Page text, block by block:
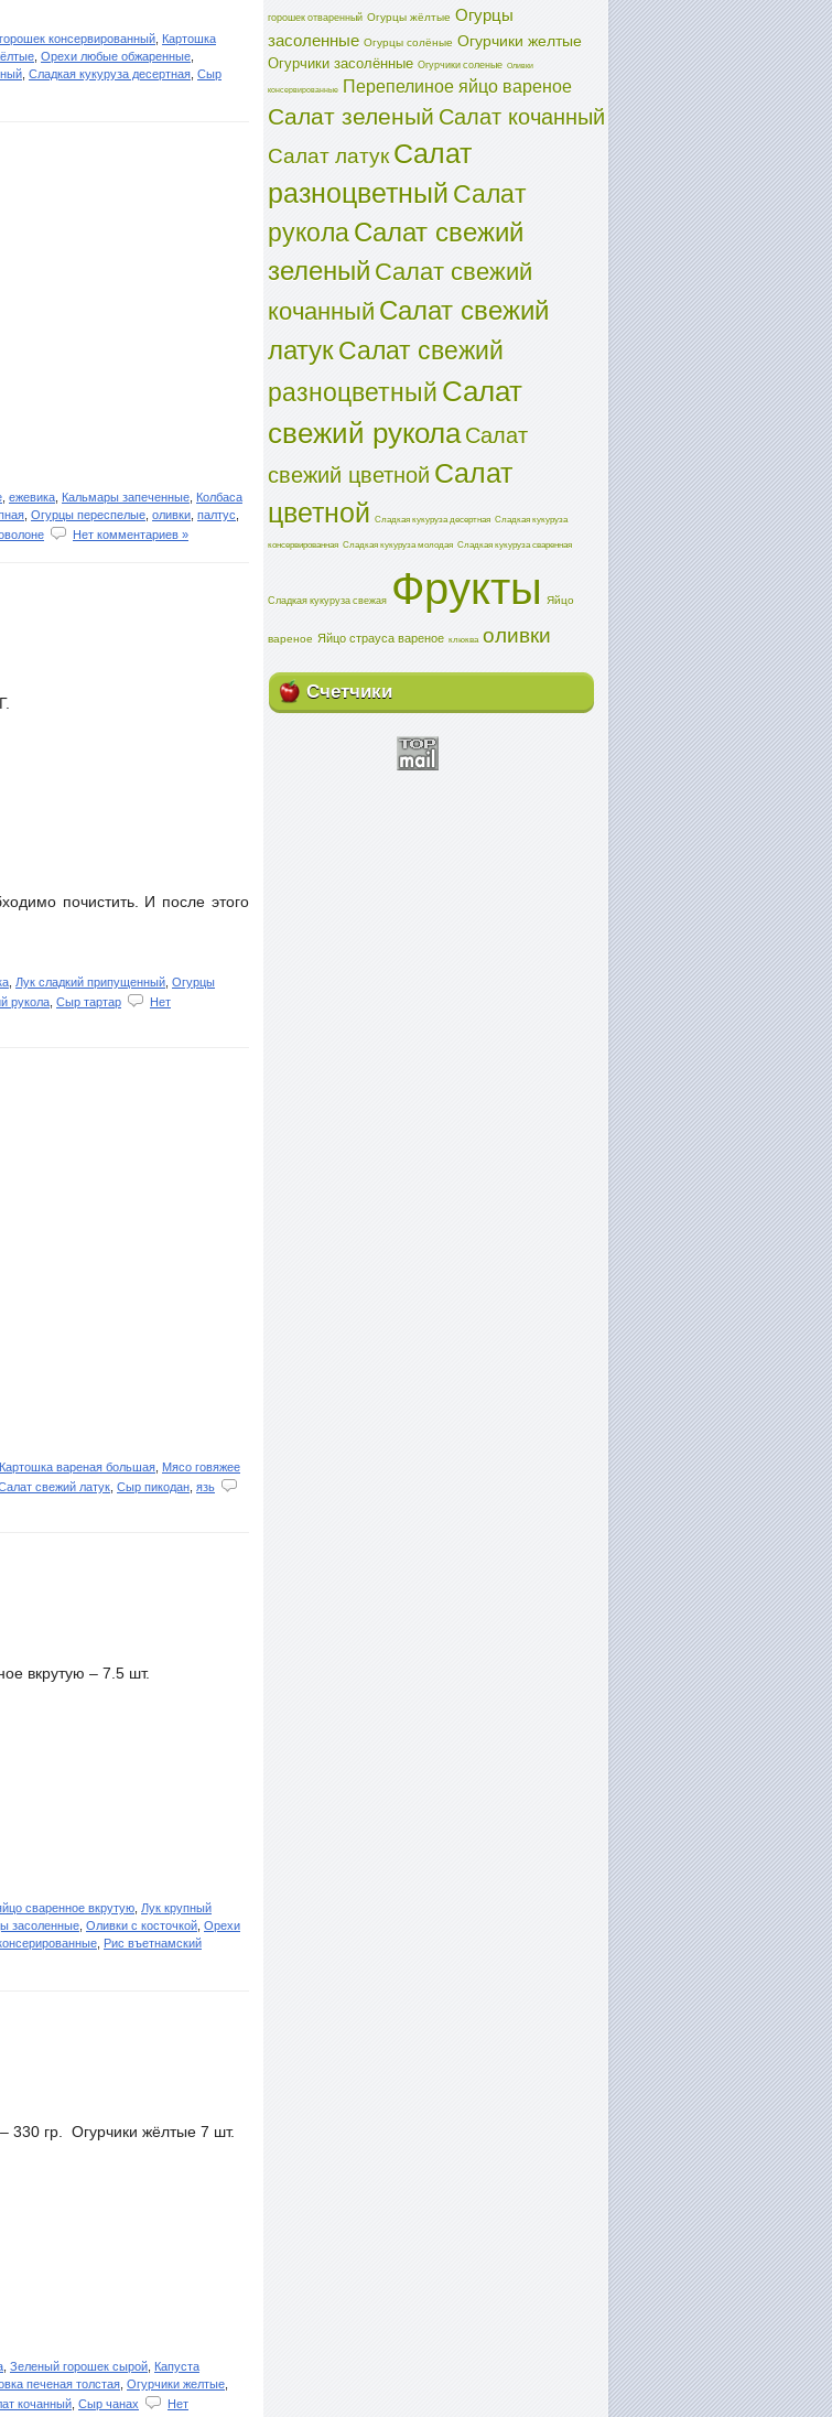
консервированный Картошка
Орехи любые обжаренные
Сладкая кукуруза десертная Сыр
ежевика Кальмары запеченные Колбаса
Огурцы переспелые оливки палтус
Нет комментариев »
почистить. И после этого
Лук сладкий припущенный Огурцы
рукола Сыр тартар
Нет
Картошка вареная большая Мясо говяжее
свежий латук Сыр пикодан язь
вкрутую – 7.5 шт.
сваренное вкрутую Лук крупный
засоленные Оливки с косточкой Орехи
Рис въетнамский
330 гр. Огурчики жёлтые 7 шт.
Зеленый горошек сырой Капуста
печеная толстая Огурчики желтые
кочанный Сыр чанах
Нет
горошек отваренный Огурцы жёлтые Огурцы
засоленные Огурцы солёные Огурчики желтые
Огурчики засолённые Огурчики соленые Оливки
консервированные Перепелиное яйцо вареное
Салат зеленый Салат кочанный
Салат латукСалат
разноцветныйСалат
руколаСалат свежий
зеленыйСалат свежий
кочанныйСалат свежий
латукСалат свежий
разноцветныйСалат
свежий руколаСалат
свежий цветной Салат
цветной Сладкая кукуруза десертная Сладкая кукуруза
консервированная Сладкая кукуруза молодая Сладкая кукуруза сваренная
Сладкая кукуруза свежая Фрукты Яйцо
вареное Яйцо страуса вареное клюква оливки
Счетчики